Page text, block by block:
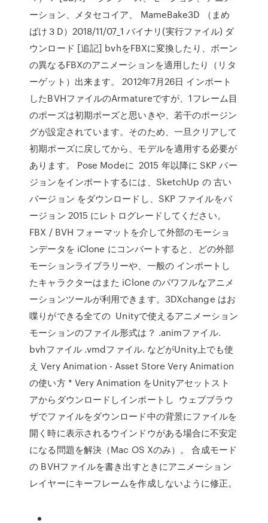
ーション、メタセコイア、 MameBake3D （まめ
ばけ３D）2018/11/07_1 バイナリ(実行ファイル) ダ
ウンロード [追記] bvhをFBXに変換したり、ボーン
の異なるFBXのアニメーションを適用したり（リタ
ーゲット）出来ます。 2012年7月26日 インポート
したBVHファイルのArmatureですが、1フレーム目
のポーズは初期ポーズと思いきや、若干のポージン
グが設定されています。そのため、一旦クリアして
初期ポーズに戻してから、モデルを適用する必要が
あります。 Pose Modeに 2015 年以降に SKP バー
ジョンをインポートするには、SketchUp の 古い
バージョン をダウンロードし、SKP ファイルをバ
ージョン 2015 にレトログレードしてください。
FBX / BVH フォーマットを介して外部のモーショ
ンデータを iClone にコンバートすると、どの外部
モーションライブラリーや、一般の インポートし
たキャラクターはまた iClone のパワフルなアニメ
ーションツールが利用できます。3DXchange はお
喋りができる全ての Unityで使えるアニメーション
モーションのファイル形式は？ .animファイル.
bvhファイル .vmdファイル. などがUnity上でも使
え Very Animation - Asset Store Very Animation
の使い方 * Very Animation をUnityアセットスト
アからダウンロードしインポートし ウェブブラウ
ザでファイルをダウンロード中の背景にファイルを
開く時に表示されるウインドウがある場合に不安定
になる問題を解決（Mac OS Xのみ）。 合成モード
の BVHファイルを書き出すときにアニメーション
レイヤーにキーフレームを作成しないように修正。